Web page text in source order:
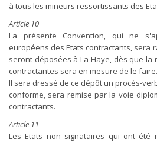
à tous les mineurs ressortissants des
Article 10
La présente Convention, qui ne
européens des Etats contractants, sera
seront déposées à La Haye, dès que la
contractantes sera en mesure de le faire.
Il sera dressé de ce dépôt un procès-
conforme, sera remise par la voie
contractants.
Article 11
Les Etats non signataires qui ont été